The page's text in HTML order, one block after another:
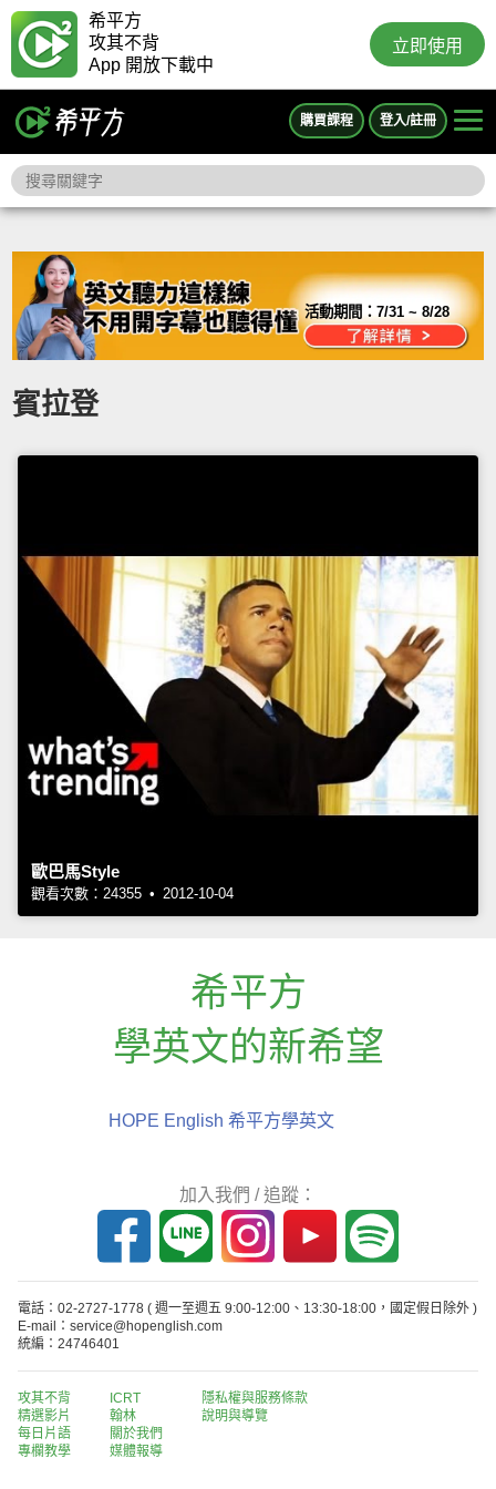
希平方
攻其不背
App 開放下載中
立即使用
購買課程 登入/註冊
活動期間：7/31 ~ 8/28
賓拉登
歐巴馬Style
觀看次數：24355 • 2012-10-04
希平方
學英文的新希望
HOPE English 希平方學英文
加入我們 / 追蹤：
電話：02-2727-1778 ( 週一至週五 9:00-12:00、13:30-18:00，國定假日除外 )
E-mail：service@hopenglish.com
統編：24746401
攻其不背
精選影片
每日片語
專欄教學
ICRT
翰林
關於我們
媒體報導
隱私權與服務條款
說明與導覽